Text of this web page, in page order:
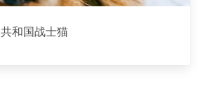
共和国战士猫